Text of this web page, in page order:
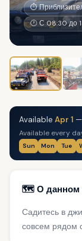
⏱
🕐 С 08:30 до
Available Apr 1 —
Available every
Sun Mon Tue
🗺️ О данном
Садитесь в
совсем рядом